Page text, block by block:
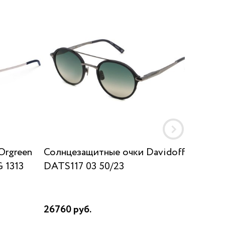
1313
Солнцезащитные очки Davidoff
DATS117 03 50/23
26760 руб.